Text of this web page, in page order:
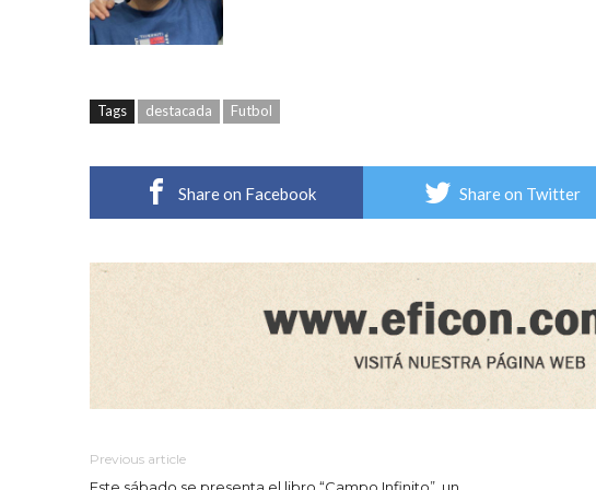
Tags destacada Futbol
Share on Facebook Share on Twitter
Previous article
Este sábado se presenta el libro “Campo Infinito”, un